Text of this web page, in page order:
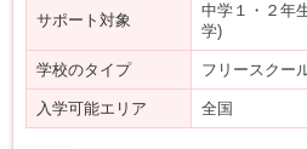
サポート対象
中学１・２年
学)
学校のタイプ フリースクー
入学可能エリア 全国